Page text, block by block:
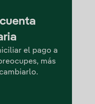
el pago a
más